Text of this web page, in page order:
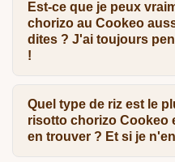
Est-ce que je peux
chorizo au Cookeo
dites ? J'ai toujours
!
Quel type de riz est le
risotto chorizo Cookeo
en trouver ? Et si je